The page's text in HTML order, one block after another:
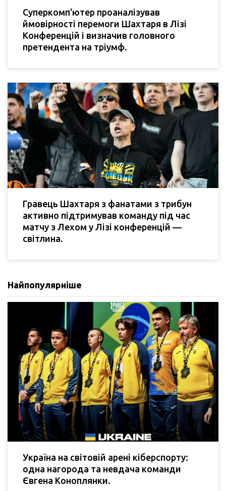
Суперкомп'ютер проаналізував
ймовірності перемоги Шахтаря в Лізі
Конференцій і визначив головного
претендента на тріумф.
Гравець Шахтаря з фанатами з трибун
активно підтримував команду під час
матчу з Лехом у Лізі конференцій —
світлина.
Найпопулярніше
Україна на світовій арені кіберспорту:
одна нагорода та невдача команди
Євгена Коноплянки.